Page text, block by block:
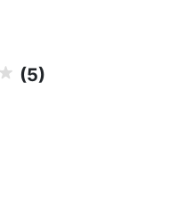
(5)